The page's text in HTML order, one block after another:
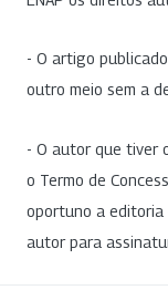
- O artigo
outro meio sem a
- O autor que tiver
o Termo de
oportuno a editoria
autor para